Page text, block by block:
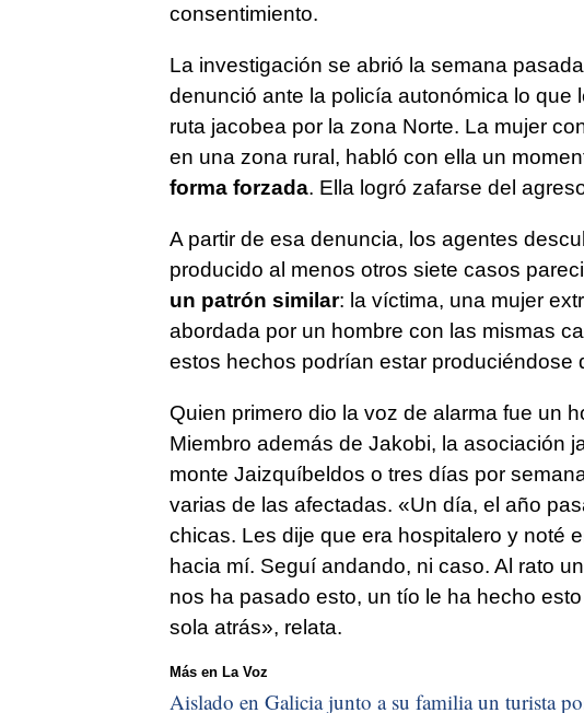
consentimiento.
La investigación se abrió la semana
denunció ante la policía autonómica lo que
ruta jacobea por la zona Norte. La mujer
en una zona rural, habló con ella un
forma forzada. Ella logró zafarse del
A partir de esa denuncia, los agentes
producido al menos otros siete casos
un patrón similar: la víctima, una mujer
abordada por un hombre con las mismas
estos hechos podrían estar produciéndose
Quien primero dio la voz de alarma fue un
Miembro además de Jakobi, la asociación
monte Jaizquíbeldos o tres días por
varias de las afectadas. «Un día, el año
chicas. Les dije que era hospitalero y noté
hacia mí. Seguí andando, ni caso. Al rato
nos ha pasado esto, un tío le ha hecho
sola atrás», relata.
Más en La Voz
Aislado en Galicia junto a su familia un turista